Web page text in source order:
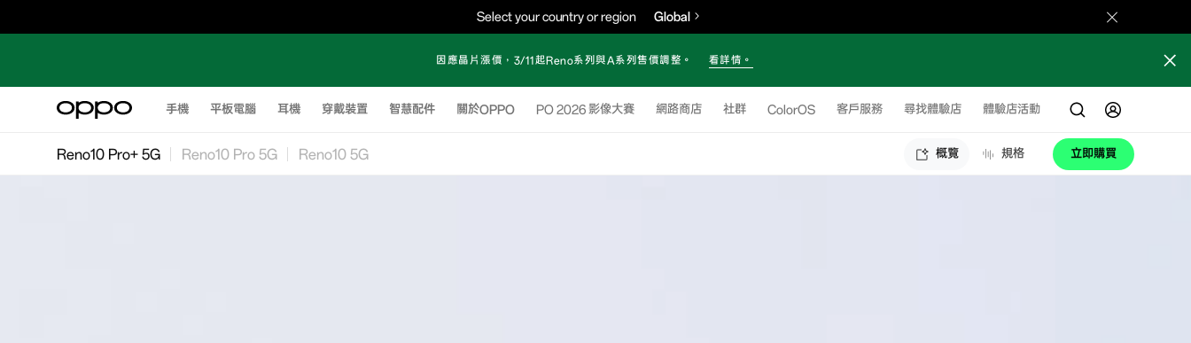
Select your country or region Global
因應晶片漲價，3/11起Reno系列與A系列售價調整。 看詳情。
手機 平板電腦 耳機 穿戴裝置 智慧配件 關於OPPO OPPO 2026 影像大賽 網路商店 社群 ColorOS 客戶服務 尋找體驗店 體驗店活動
Reno10 Pro+ 5G Reno10 Pro 5G Reno10 5G 概覽 規格 立即購買